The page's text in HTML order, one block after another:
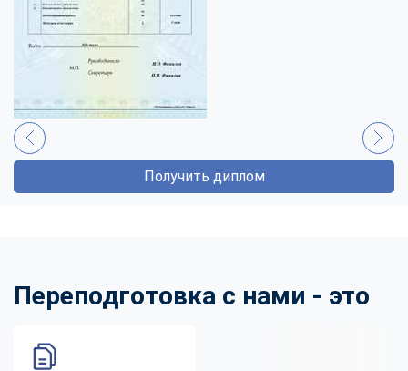
Получить диплом
Переподготовка с нами - это